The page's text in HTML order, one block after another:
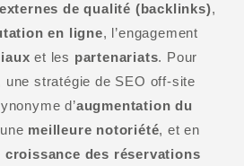
de qualité (backlinks),
en ligne, l’engagement
et les partenariats. Pour
stratégie de SEO off-site
d’augmentation du
meilleure notoriété, et en
croissance des réservations